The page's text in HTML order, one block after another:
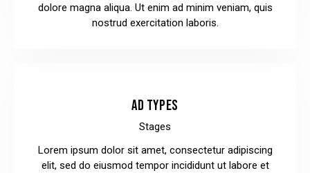
dolore magna aliqua. Ut enim ad minim veniam, quis
nostrud exercitation laboris.
AD TYPES
Stages
Lorem ipsum dolor sit amet, consectetur adipiscing
elit, sed do eiusmod tempor incididunt ut labore et